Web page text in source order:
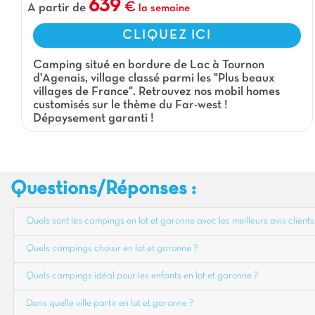
A partir de 639 la semaine
CLIQUEZ ICI
Camping situé en bordure de Lac à Tournon
d'Agenais, village classé parmi les "Plus beaux
villages de France". Retrouvez nos mobil homes
customisés sur le thème du Far-west !
Dépaysement garanti !
Questions/Réponses :
Quels sont les campings en lot et garonne avec les meilleurs avis clients
Quels campings choisir en lot et garonne ?
Quels campings idéal pour les enfants en lot et garonne ?
Dans quelle ville partir en lot et garonne ?